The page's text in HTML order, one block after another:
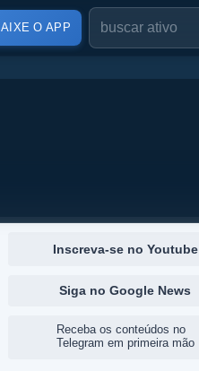
O APP
Inscreva-se no Youtube
Siga no Google News
Receba os conteúdos no
Telegram em primeira mão